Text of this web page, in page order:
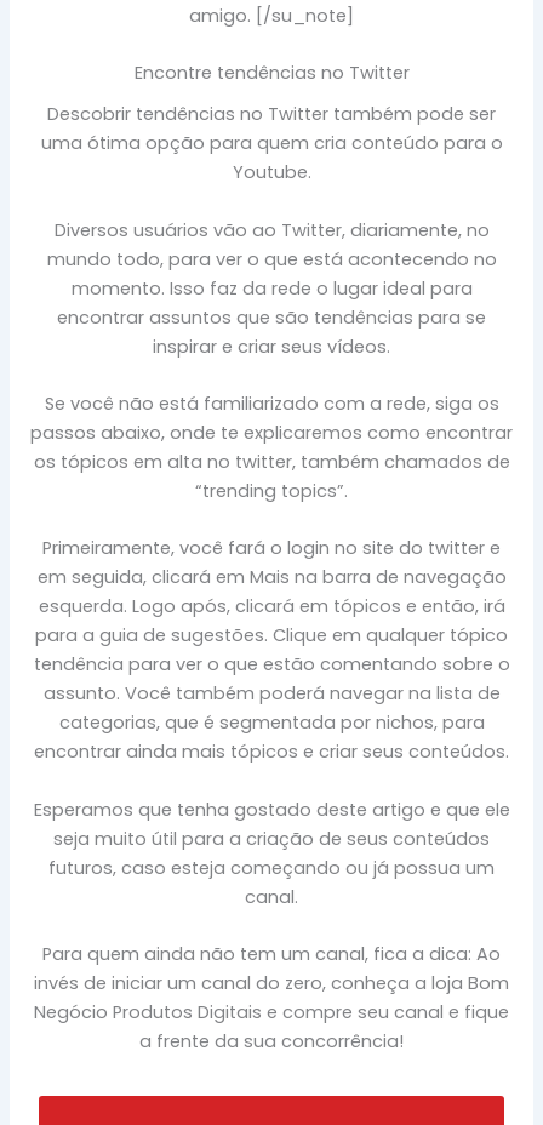
amigo. [/su_note]
Encontre tendências no Twitter
Descobrir tendências no Twitter também pode ser
uma ótima opção para quem cria conteúdo para o
Youtube.
Diversos usuários vão ao Twitter, diariamente, no
mundo todo, para ver o que está acontecendo no
momento. Isso faz da rede o lugar ideal para
encontrar assuntos que são tendências para se
inspirar e criar seus vídeos.
Se você não está familiarizado com a rede, siga os
passos abaixo, onde te explicaremos como encontrar
os tópicos em alta no twitter, também chamados de
“trending topics”.
Primeiramente, você fará o login no site do twitter e
em seguida, clicará em Mais na barra de navegação
esquerda. Logo após, clicará em tópicos e então, irá
para a guia de sugestões. Clique em qualquer tópico
tendência para ver o que estão comentando sobre o
assunto. Você também poderá navegar na lista de
categorias, que é segmentada por nichos, para
encontrar ainda mais tópicos e criar seus conteúdos.
Esperamos que tenha gostado deste artigo e que ele
seja muito útil para a criação de seus conteúdos
futuros, caso esteja começando ou já possua um
canal.
Para quem ainda não tem um canal, fica a dica: Ao
invés de iniciar um canal do zero, conheça a loja Bom
Negócio Produtos Digitais e compre seu canal e fique
a frente da sua concorrência!